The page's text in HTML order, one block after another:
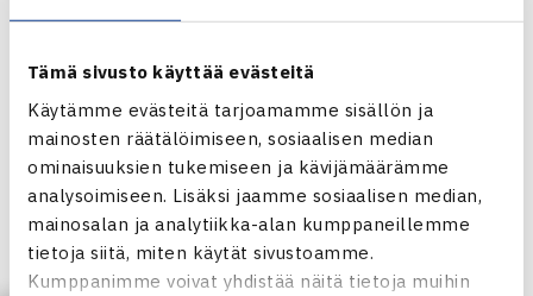
Tämä sivusto käyttää evästeitä
Käytämme evästeitä tarjoamamme sisällön ja
mainosten räätälöimiseen, sosiaalisen median
ominaisuuksien tukemiseen ja kävijämäärämme
analysoimiseen. Lisäksi jaamme sosiaalisen median,
mainosalan ja analytiikka-alan kumppaneillemme
tietoja siitä, miten käytät sivustoamme.
Kumppanimme voivat yhdistää näitä tietoja muihin
molemmat kunnossa.
Loppuvuodesta otetaan seniorirankingiin mukaan myös
merkintä Suomen Senioritenniksen jäsenmaksusta.
Jaa: